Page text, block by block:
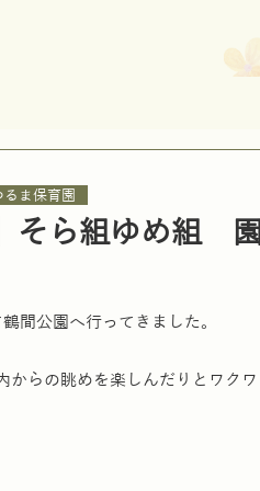
ま保育園
そら組ゆめ組 園
間公園へ行ってきました。
からの眺めを楽しんだりとワクワ